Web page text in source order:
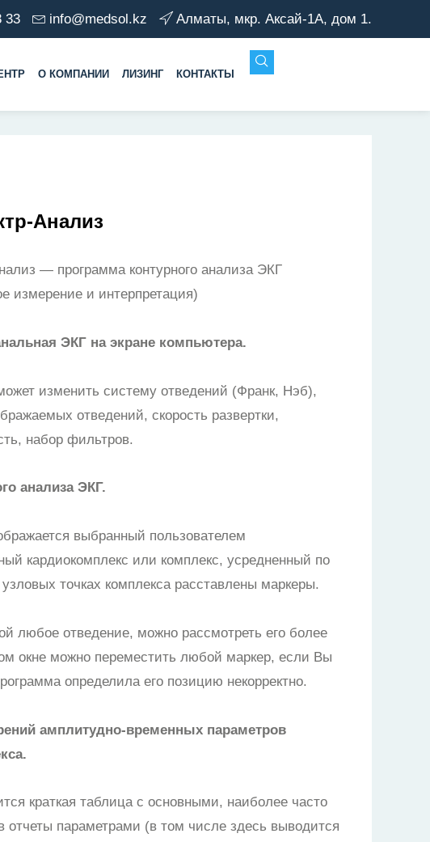
33 info@medsol.kz Алматы, мкр. Аксай-1А, дом 1.
О КОМПАНИИ ЛИЗИНГ КОНТАКТЫ
Анализ
— программа контурного анализа ЭКГ
измерение и интерпретация)
ЭКГ на экране компьютера.
изменить систему отведений (Франк, Нэб),
отведений, скорость развертки,
набор фильтров.
анализа ЭКГ.
выбранный пользователем
кардиокомплекс или комплекс, усредненный по
точках комплекса расставлены маркеры.
любое отведение, можно рассмотреть его более
окне можно переместить любой маркер, если Вы
определила его позицию некорректно.
амплитудно-временных параметров
краткая таблица с основными, наиболее часто
параметрами (в том числе здесь выводится